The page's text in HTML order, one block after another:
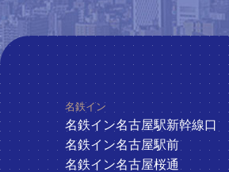
ホテル一覧 名鉄イン
名鉄イン名古屋駅新幹線口
名鉄イン名古屋駅前
名鉄イン名古屋桜通